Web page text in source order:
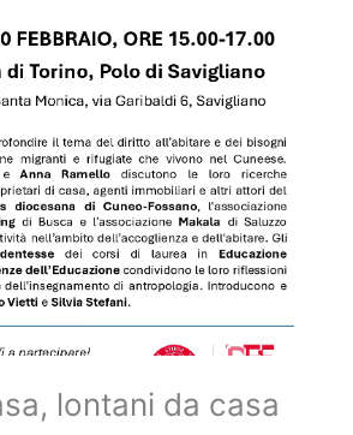
lontani da casa